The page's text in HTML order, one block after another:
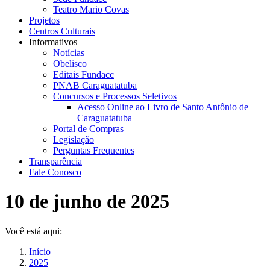
Teatro Mario Covas
Projetos
Centros Culturais
Informativos
Notícias
Obelisco
Editais Fundacc
PNAB Caraguatatuba
Concursos e Processos Seletivos
Acesso Online ao Livro de Santo Antônio de
Caraguatatuba
Portal de Compras
Legislação
Perguntas Frequentes
Transparência
Fale Conosco
10 de junho de 2025
Você está aqui:
Início
2025